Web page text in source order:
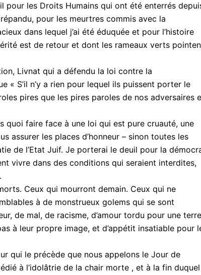
les Droits Humains qui ont été enterrés
pour les meurtres commis avec la
dans lequel j’ai été éduquée et pour l’histoire
est de retour et dont les rameaux verts
Livnat qui a défendu la loi contre la
« S’il n’y a rien pour lequel ils puissent porter le
pires que les pires paroles de nos adversaires
faire face à une loi qui est pure cruauté, une
assurer les places d’honneur – sinon toutes les
de l’Etat Juif. Je porterai le deuil pour la
vivre dans des conditions qui seraient interdites,
Ceux qui mourront demain. Ceux qui ne
à de monstrueux golems qui se sont
de mal, de racisme, d’amour tordu pour une terre
à leur propre image, et d’appétit insatiable pour
qui le précède que nous appelons le Jour de
à l’idolâtrie de la chair morte , et à la fin duquel